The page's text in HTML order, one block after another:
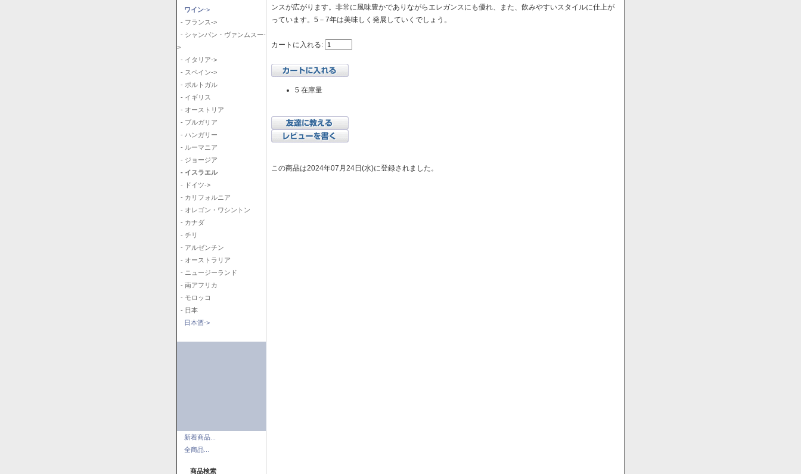
ワイン->
- フランス->
- シャンパン・ヴァンムスー-
>
- イタリア->
- スペイン->
- ポルトガル
- イギリス
- オーストリア
- ブルガリア
- ハンガリー
- ルーマニア
- ジョージア
- イスラエル
- ドイツ->
- カリフォルニア
- オレゴン・ワシントン
- カナダ
- チリ
- アルゼンチン
- オーストラリア
- ニュージーランド
- 南アフリカ
- モロッコ
- 日本
日本酒->
新着商品...
全商品...
商品検索
ンスが広がります。非常に風味豊かでありながらエレガンスにも優れ、また、飲みやすいスタイルに仕上が
っています。5－7年は美味しく発展していくでしょう。
カートに入れる:
5 在庫量
この商品は2024年07月24日(水)に登録されました。